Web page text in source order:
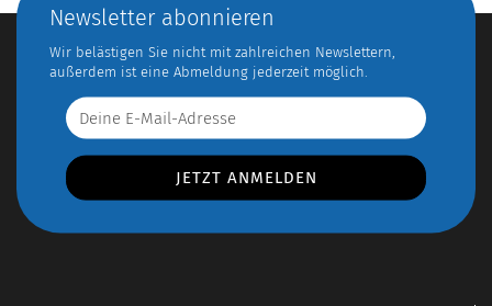
Newsletter abonnieren
Wir belästigen Sie nicht mit zahlreichen Newslettern,
außerdem ist eine Abmeldung jederzeit möglich.